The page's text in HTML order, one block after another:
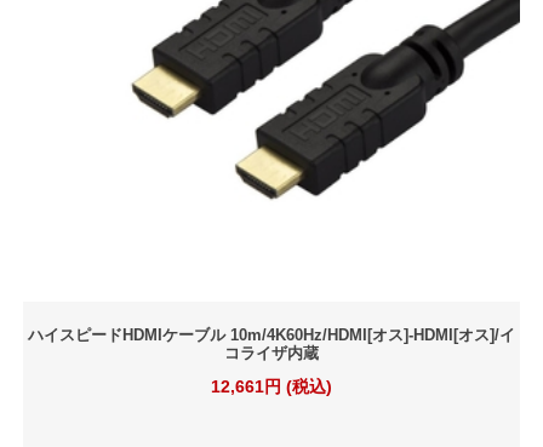
ハイスピードHDMIケーブル 10m/4K60Hz/HDMI[オス]-HDMI[オス]/イ
コライザ内蔵
12,661円 (税込)